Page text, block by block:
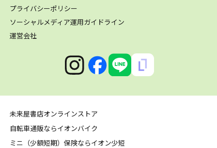
プライバシーポリシー
ソーシャルメディア運用ガイドライン
運営会社
未来屋書店オンラインストア
自転車通販ならイオンバイク
ミニ（少額短期）保険ならイオン少短